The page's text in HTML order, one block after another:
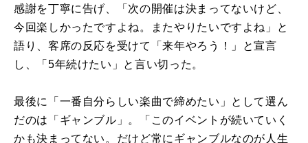
感謝を丁寧に告げ、「次の開催は決まってないけど、
今回楽しかったですよね。またやりたいですよね」と
語り、客席の反応を受けて「来年やろう！」と宣言
し、「5年続けたい」と言い切った。
最後に「一番自分らしい楽曲で締めたい」として選ん
だのは「ギャンブル」。「このイベントが続いていく
かも決まってない。だけど常にギャンブルなのが人生